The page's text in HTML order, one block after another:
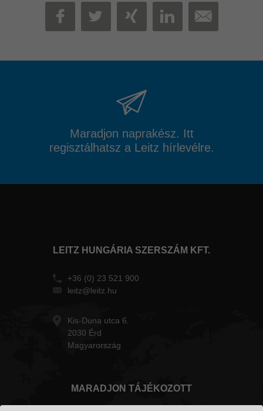
FACEBOOK
TWITTER
XINGLINKEDIN
MAIL
Maradjon naprakész. Itt
regisztálhatsz a Leitz hírlevélre.
LEITZ HUNGÁRIA SZERSZÁM KFT.
+36 (0) 23 521 900
leitz@leitz.hu
Kis-Duna utca 6.
2030 Érd
Magyarország
MARADJON TÁJÉKOZOTT